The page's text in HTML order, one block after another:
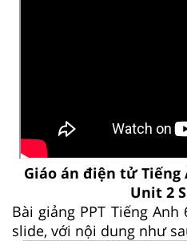
Giáo án điện tử Tiếng
Unit 2
Bài giảng PPT Tiếng
slide, với nội dung như